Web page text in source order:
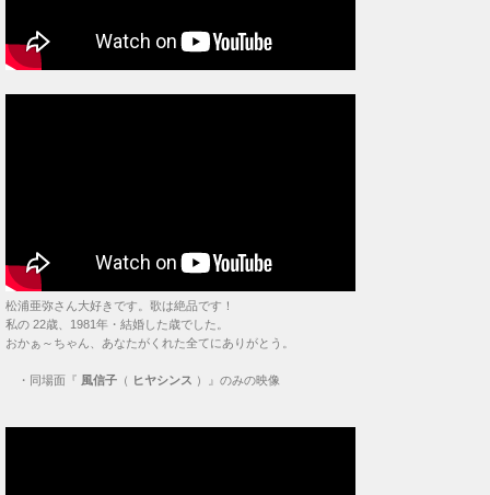
松浦亜弥さん大好きです。歌は絶品です！
私の 22歳、1981年・結婚した歳でした。
おかぁ～ちゃん、あなたがくれた全てにありがとう。
・ 同場面『 風信子 （ ヒヤシンス ）』のみの映像